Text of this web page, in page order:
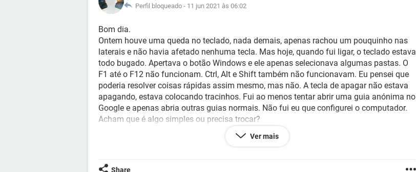
Perfil bloqueado - 11 jun 2021 às 06:02
Bom dia.
Ontem houve uma queda no teclado, nada demais, apenas rachou um pouquinho nas
laterais e não havia afetado nenhuma tecla. Mas hoje, quando fui ligar, o teclado estava
todo bugado. Apertava o botão Windows e ele apenas selecionava algumas pastas. O
F1 até o F12 não funcionam. Ctrl, Alt e Shift também não funcionavam. Eu pensei que
poderia resolver coisas rápidas assim mesmo, mas não. A tecla de apagar não estava
apagando, estava colocando tracinhos. Fui ao menos tentar abrir uma guia anónima no
Google e apenas abria outras guias normais. Não fui eu que configurei o computador.
Acham que é algo simples ou precisa trocar?
<config>Android / Chrome 89.0.4389.105</config
Ver mais
Share